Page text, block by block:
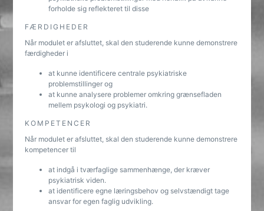
forholde sig reflekteret til disse
FÆRDIGHEDER
Når modulet er afsluttet, skal den studerende kunne demonstrere
færdigheder i
at kunne identificere centrale psykiatriske
problemstillinger og
at kunne analysere problemer omkring grænsefladen
mellem psykologi og psykiatri.
KOMPETENCER
Når modulet er afsluttet, skal den studerende kunne demonstrere
kompetencer til
at indgå i tværfaglige sammenhænge, der kræver
psykiatrisk viden.
at identificere egne læringsbehov og selvstændigt tage
ansvar for egen faglig udvikling.